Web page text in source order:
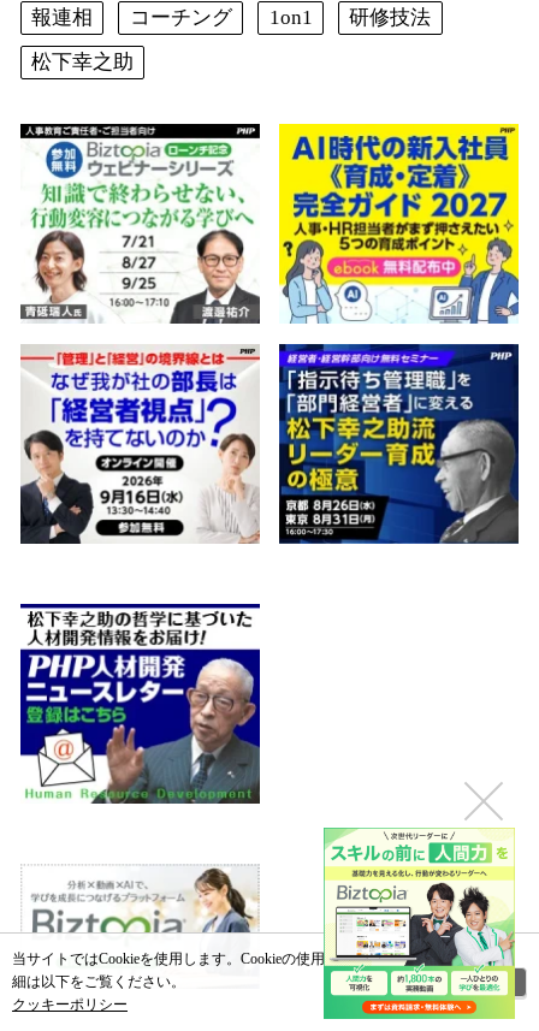
報連相
コーチング 1on1
研修技法
松下幸之助
当サイトではCookieを使用します。Cookieの使用に関する詳
細は以下をご覧ください。
クッキーポリシー
閉じる